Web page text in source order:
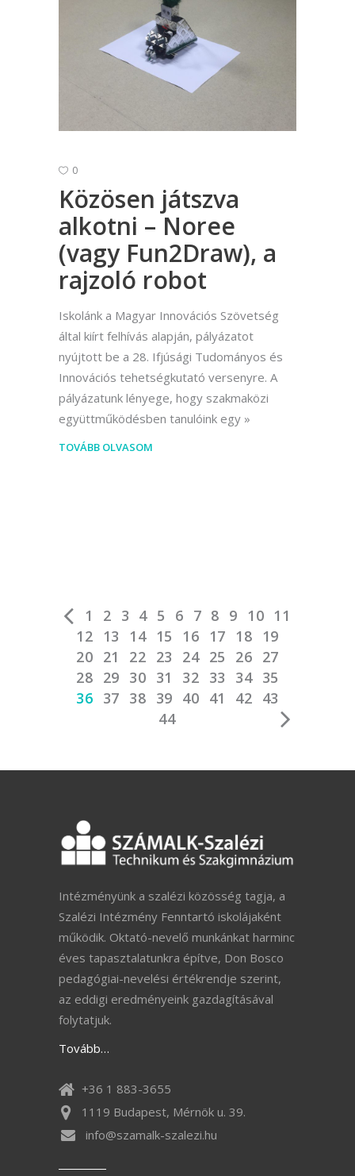
0
Közösen játszva
alkotni – Noree
(vagy Fun2Draw), a
rajzoló robot
Iskolánk a Magyar Innovációs Szövetség
által kiírt felhívás alapján, pályázatot
nyújtott be a 28. Ifjúsági Tudományos és
Innovációs tehetségkutató versenyre. A
pályázatunk lényege, hogy szakmaközi
együttműködésben tanulóink egy
TOVÁBB OLVASOM
1 2 3 4 5 6 7 8 9 10 11
12
13 14 15 16 17 18
19
20 21 22 23 24 25 26 27
28 29 30 31 32 33 34 35
36 37 38 39 40 41 42 43
44
Intézményünk a szalézi közösség tagja, a
Szalézi Intézmény Fenntartó iskolájaként
működik. Oktató-nevelő munkánkat harminc
éves tapasztalatunkra építve, Don Bosco
pedagógiai-nevelési értékrendje szerint,
az eddigi eredményeink gazdagításával
folytatjuk.
Tovább…
+36 1 883-3655
1119 Budapest, Mérnök u. 39.
info@szamalk-szalezi.hu